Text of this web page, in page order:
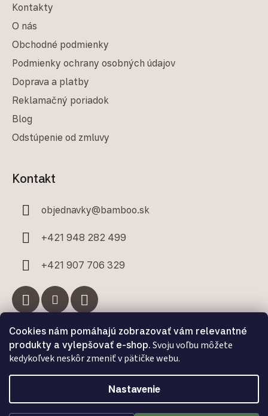
Cookies nám pomáhajú zobrazovať vám relevantné
produkty a vylepšovať e-shop. Svoju voľbu môžete
kedykoľvek neskôr zmeniť v pätičke webu.
Nastavenie
Kontakty
O nás
Obchodné podmienky
Podmienky ochrany osobných údajov
Doprava a platby
Reklamačný poriadok
Blog
Odstúpenie od zmluvy
Kontakt
objednavky@bamboo.sk
+421 948 282 499
+421 907 706 329
Facebook